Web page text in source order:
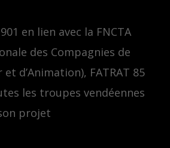
en lien avec la FNCTA
des Compagnies de
d’Animation), FATRAT 85
les troupes vendéennes
projet